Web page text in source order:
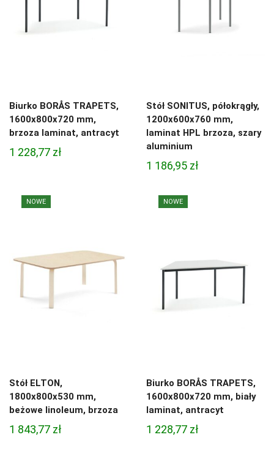
Biurko BORÅS TRAPETS,
1600x800x720 mm,
brzoza laminat, antracyt
1 228,77 zł
Stół SONITUS, półokrągły,
1200x600x760 mm,
laminat HPL brzoza, szary
aluminium
1 186,95 zł
NOWE
Stół ELTON,
1800x800x530 mm,
beżowe linoleum, brzoza
1 843,77 zł
NOWE
Biurko BORÅS TRAPETS,
1600x800x720 mm, biały
laminat, antracyt
1 228,77 zł